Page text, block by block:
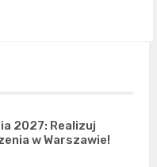
2027: Realizuj
w Warszawie!